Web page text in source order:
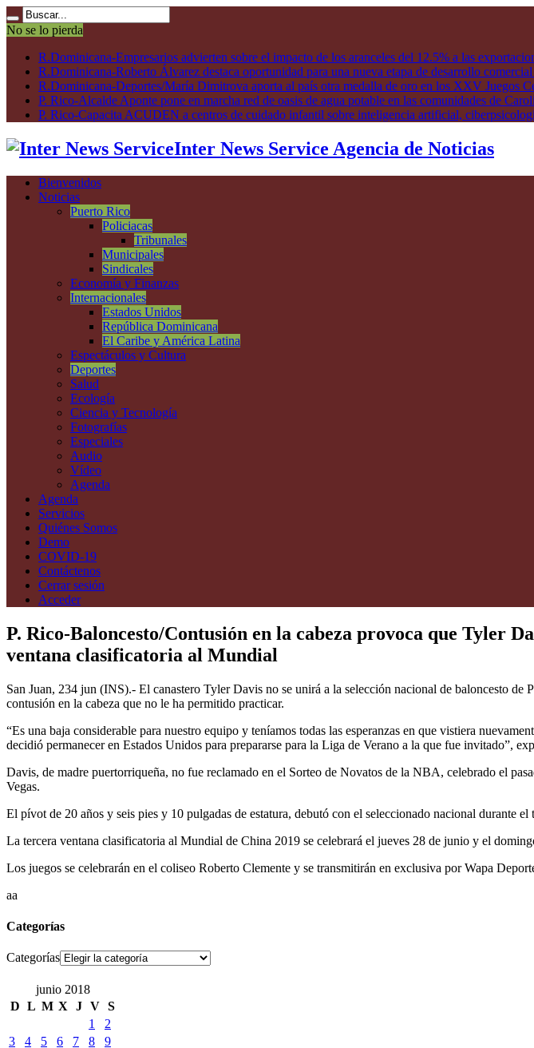
No se lo pierda
R.Dominicana-Empresarios advierten sobre el impacto de los aranceles del 12.5% a las
R.Dominicana-Roberto Álvarez destaca oportunidad para una nueva etapa de desarrollo
R.Dominicana-Deportes/María Dimitrova aporta al país otra medalla de oro en los XXV Juegos
P. Rico-Alcalde Aponte pone en marcha red de oasis de agua potable en las comunidades de
P. Rico-Capacita ACUDEN a centros de cuidado infantil sobre inteligencia artificial,
Inter News Service Agencia de Noticias
Bienvenidos
Noticias
Puerto Rico
Policiacas
Tribunales
Municipales
Sindicales
Economía y Finanzas
Internacionales
Estados Unidos
República Dominicana
El Caribe y América Latina
Espectáculos y Cultura
Deportes
Salud
Ecología
Ciencia y Tecnología
Fotografías
Especiales
Audio
Vídeo
Agenda
Agenda
Servicios
Quiénes Somos
Demo
COVID-19
Contáctenos
Cerrar sesión
Acceder
P. Rico-Baloncesto/Contusión en la cabeza provoca que Tyler
ventana clasificatoria al Mundial
San Juan, 234 jun (INS).- El canastero Tyler Davis no se unirá a la selección nacional de baloncesto
contusión en la cabeza que no le ha permitido practicar.
“Es una baja considerable para nuestro equipo y teníamos todas las esperanzas en que vistiera
decidió permanecer en Estados Unidos para prepararse para la Liga de Verano a la que fue invitado”,
Davis, de madre puertorriqueña, no fue reclamado en el Sorteo de Novatos de la NBA, celebrado el
Vegas.
El pívot de 20 años y seis pies y 10 pulgadas de estatura, debutó con el seleccionado nacional durante
La tercera ventana clasificatoria al Mundial de China 2019 se celebrará el jueves 28 de junio y el
Los juegos se celebrarán en el coliseo Roberto Clemente y se transmitirán en exclusiva por Wapa
aa
Categorías
Categorías
junio 2018
D L M X J V S
1
2
3
4 5 6 7 8
9